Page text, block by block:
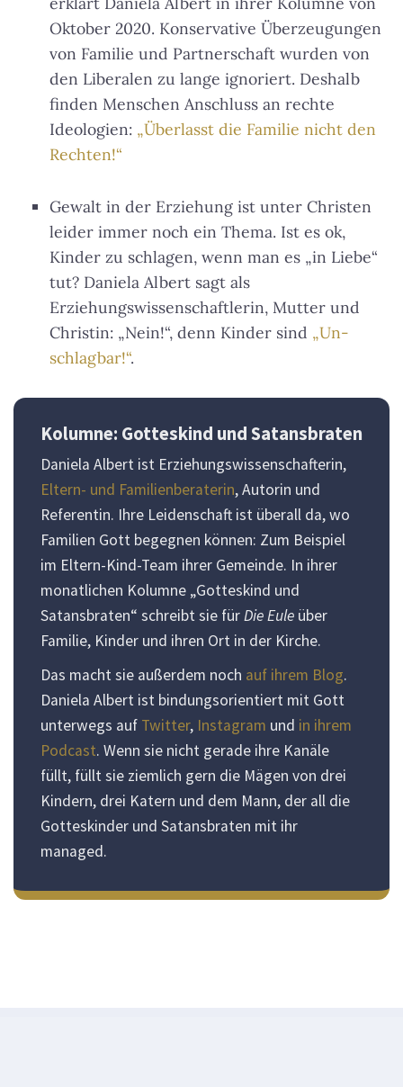
Oktober 2020. Konservative Überzeugungen
von Familie und Partnerschaft wurden von
den Liberalen zu lange ignoriert. Deshalb
finden Menschen Anschluss an rechte
Ideologien: „Überlasst die Familie nicht den
Rechten!“
Gewalt in der Erziehung ist unter Christen
leider immer noch ein Thema. Ist es ok,
Kinder zu schlagen, wenn man es „in Liebe“
tut? Daniela Albert sagt als
Erziehungswissenschaftlerin, Mutter und
Christin: „Nein!“, denn Kinder sind „Un-
schlagbar!“.
Kolumne: Gotteskind und Satansbraten
Daniela Albert ist Erziehungswissenschafterin,
Eltern- und Familienberaterin, Autorin und
Referentin. Ihre Leidenschaft ist überall da, wo
Familien Gott begegnen können: Zum Beispiel
im Eltern-Kind-Team ihrer Gemeinde. In ihrer
monatlichen Kolumne „Gotteskind und
Satansbraten“ schreibt sie fürDie Eule über
Familie, Kinder und ihren Ort in der Kirche.
Das macht sie außerdem noch auf ihrem Blog.
Daniela Albert ist bindungsorientiert mit Gott
unterwegs auf Twitter, Instagram und in ihrem
Podcast. Wenn sie nicht gerade ihre Kanäle
füllt, füllt sie ziemlich gern die Mägen von drei
Kindern, drei Katern und dem Mann, der all die
Gotteskinder und Satansbraten mit ihr
managed.